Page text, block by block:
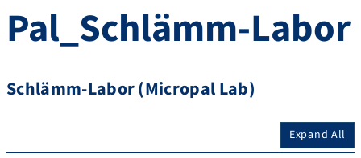
Pal_Schlämm-Labor
Schlämm-Labor (Micropal Lab)
Expand All